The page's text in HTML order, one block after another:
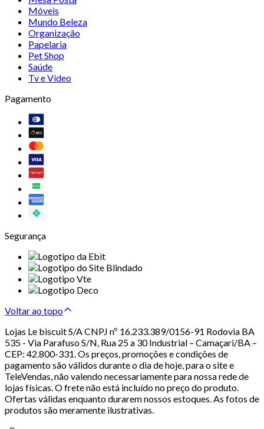
Móveis
Mundo Beleza
Organização
Papelaria
Pet Shop
Saúde
Tv e Vídeo
Pagamento
Segurança
Voltar ao topo
Lojas Le biscuit S/A CNPJ nº 16.233.389/0156-91 Rodovia BA
535 - Via Parafuso S/N, Rua 25 a 30 Industrial – Camaçari/BA –
CEP: 42.800-331. Os preços, promoções e condições de
pagamento são válidos durante o dia de hoje, para o site e
TeleVendas, não valendo necessariamente para nossa rede de
lojas físicas. O frete não está incluído no preço do produto.
Ofertas válidas enquanto durarem nossos estoques. As fotos de
produtos são meramente ilustrativas.